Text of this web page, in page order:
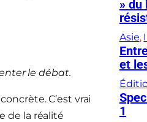
le débat.
C’est vrai
de la réalité
» du
Asie,
et
1